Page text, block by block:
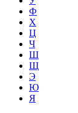
Ф
Х
Ц
Ч
Ш
Щ
Э
Ю
Я